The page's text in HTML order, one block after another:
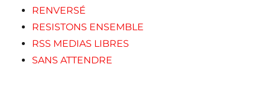
RENVERSÉ
RESISTONS ENSEMBLE
RSS MEDIAS LIBRES
SANS ATTENDRE